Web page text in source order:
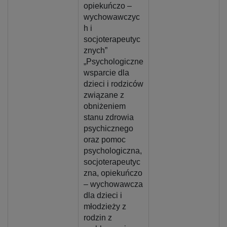
opiekuńczo –
wychowawczyc
h i
socjoterapeutyc
znych”
„Psychologiczne
wsparcie dla
dzieci i rodziców
związane z
obniżeniem
stanu zdrowia
psychicznego
oraz pomoc
psychologiczna,
socjoterapeutyc
zna, opiekuńczo
– wychowawcza
dla dzieci i
młodzieży z
rodzin z